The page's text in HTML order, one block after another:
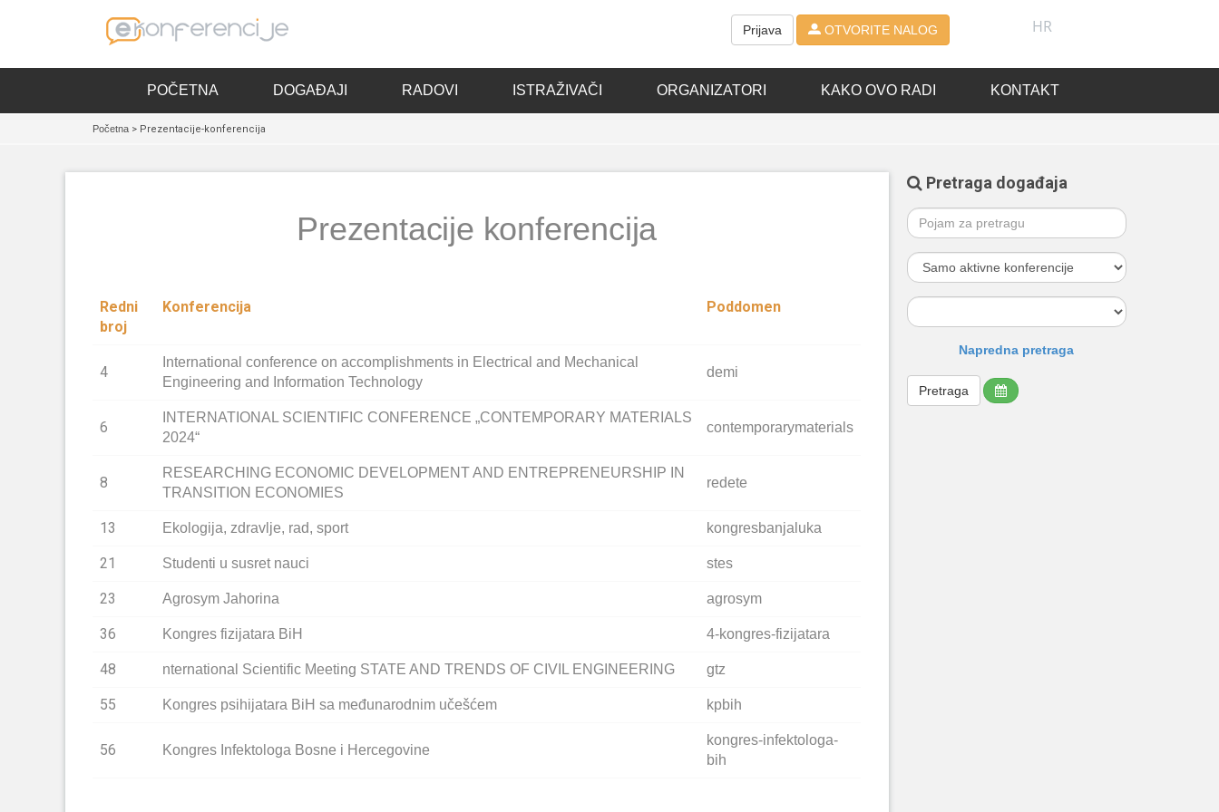
Prijava OTVORITE NALOG HR
POČETNA DOGAĐAJI RADOVI ISTRAŽIVAČI ORGANIZATORI KAKO OVO RADI KONTAKT
Početna > Prezentacije-konferencija
Prezentacije konferencija
Redni
broj
Konferencija Poddomen
4
International conference on accomplishments in Electrical and Mechanical
Engineering and Information Technology
demi
6
INTERNATIONAL SCIENTIFIC CONFERENCE „CONTEMPORARY MATERIALS
2024“
contemporarymaterials
8
RESEARCHING ECONOMIC DEVELOPMENT AND ENTREPRENEURSHIP IN
TRANSITION ECONOMIES
redete
13 Ekologija, zdravlje, rad, sport kongresbanjaluka
21 Studenti u susret nauci stes
23 Agrosym Jahorina agrosym
36 Kongres fizijatara BiH 4-kongres-fizijatara
48 nternational Scientific Meeting STATE AND TRENDS OF CIVIL ENGINEERING gtz
55 Kongres psihijatara BiH sa međunarodnim učešćem kpbih
56 Kongres Infektologa Bosne i Hercegovine
kongres-infektologa-
bih
Pretraga događaja
Napredna pretraga